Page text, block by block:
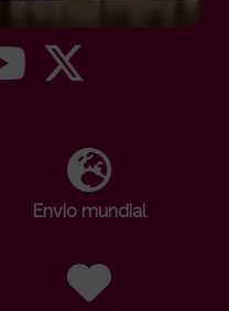
Envio mundial